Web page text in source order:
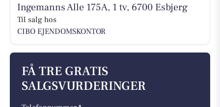
Ingemanns Alle 175A, 1 tv, 6700 Esbjerg
Til salg hos
CIBO EJENDOMSKONTOR
FÅ TRE GRATIS
SALGSVURDERINGER